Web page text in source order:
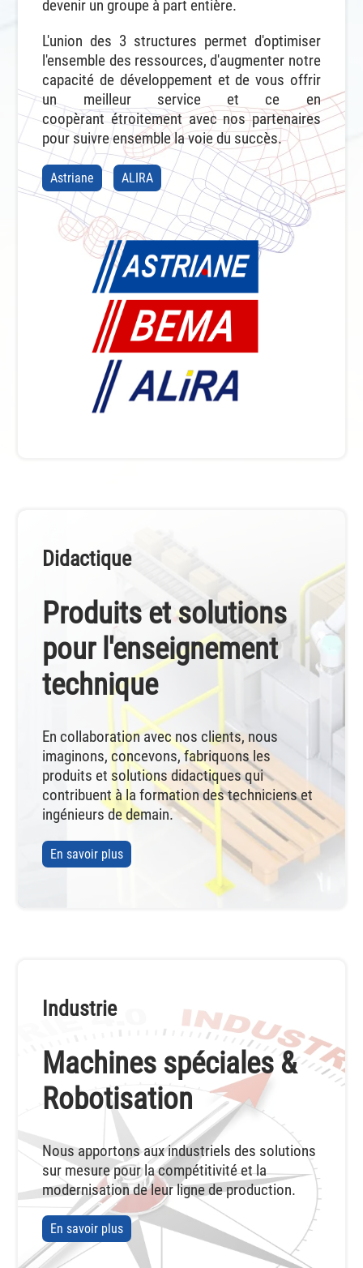
devenir un groupe à part entière.
L'union des 3 structures permet d'optimiser
l'ensemble des ressources, d'augmenter notre
capacité de développement et de vous offrir
un meilleur service et ce en
coopèrant étroitement avec nos partenaires
pour suivre ensemble la voie du succès.
Astriane ALIRA
Didactique
Produits et solutions
pour l'enseignement
technique
En collaboration avec nos clients, nous
imaginons, concevons, fabriquons les
produits et solutions didactiques qui
contribuent à la formation des techniciens et
ingénieurs de demain.
En savoir plus
Industrie
Machines spéciales &
Robotisation
Nous apportons aux industriels des solutions
sur mesure pour la compétitivité et la
modernisation de leur ligne de production.
En savoir plus